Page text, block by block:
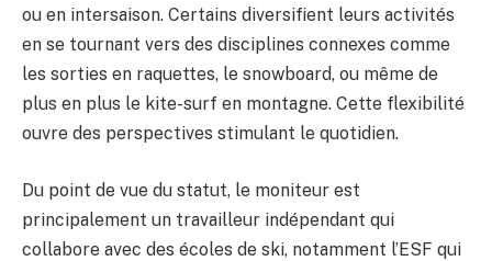
ou en intersaison. Certains diversifient leurs activités
en se tournant vers des disciplines connexes comme
les sorties en raquettes, le snowboard, ou même de
plus en plus le kite-surf en montagne. Cette flexibilité
ouvre des perspectives stimulant le quotidien.
Du point de vue du statut, le moniteur est
principalement un travailleur indépendant qui
collabore avec des écoles de ski, notamment l’ESF qui